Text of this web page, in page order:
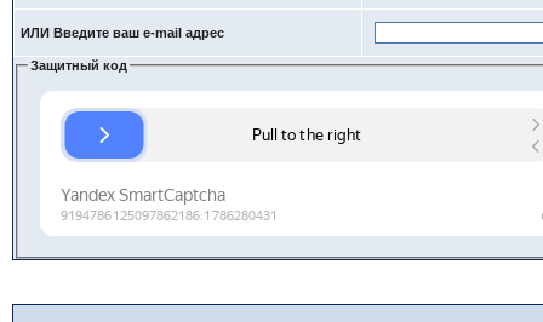
ИЛИ Введите ваш e-mail адрес
Защитный код